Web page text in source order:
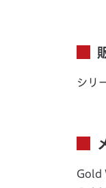
シリ
Gold